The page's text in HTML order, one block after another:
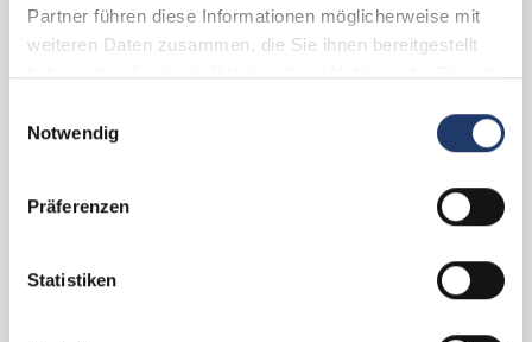
Partner führen diese Informationen möglicherweise mit
weiteren Daten zusammen, die Sie ihnen bereitgestellt
haben oder die sie im Rahmen Ihrer Nutzung der Dienste
Notwendig
Präferenzen
Statistiken
Tutte le immagini
Piazzola per camper